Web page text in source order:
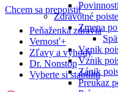
Zdravotné
Zmena
Vznik
Vznik
Zánik
Preukaz
Chcem sa prepoistiť
Peňaženka zdravia
Vernosť+
Zľavy a výhody
Dr. Nonstop
Vyberte si stabilitu